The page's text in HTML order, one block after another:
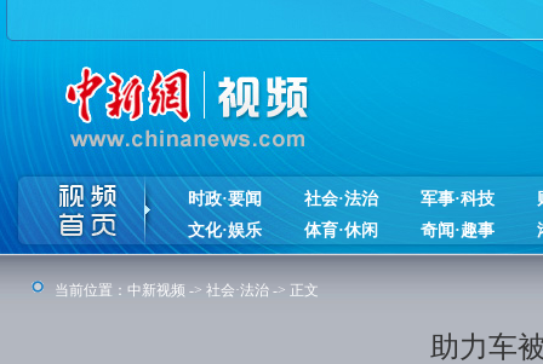
时政·要闻 社会·法治 军事·科技
文化·娱乐
体育·休闲 奇闻·趣事
当前位置： 中新视频 -> 社会·法治 -> 正文
助力车